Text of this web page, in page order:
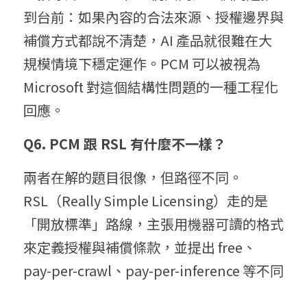
到台前：如果內容的合法來源、授權邊界與
補償方式都說不清楚，AI 產品就很難在大
規模情境下穩定運作。PCM 可以被視為
Microsoft 對這個結構性問題的一種工程化
回應。
Q6. PCM 跟 RSL 有什麼不一樣？
兩者在解的題目很像，但路徑不同。
RSL（Really Simple Licensing）走的是
「開放標準」路線，主張用機器可讀的格式
來定義授權與補償條款，並提出 free、
pay-per-crawl、pay-per-inference 等不同